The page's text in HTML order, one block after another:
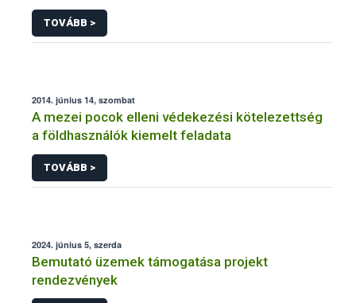
TOVÁBB >
2014. június 14, szombat
A mezei pocok elleni védekezési kötelezettség
a földhasználók kiemelt feladata
TOVÁBB >
2024. június 5, szerda
Bemutató üzemek támogatása projekt
rendezvények